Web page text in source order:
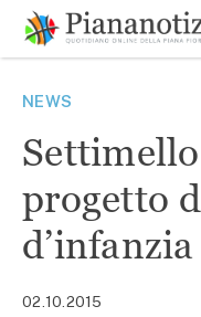
contenuto
NEWS
progetto
d’infanzia
02.10.2015